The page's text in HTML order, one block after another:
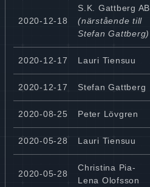
2020-12-18
S.K. Gattberg AB
(närstående till
Stefan Gattberg)
2020-12-17 Lauri Tiensuu
2020-12-17 Stefan Gattberg
2020-08-25 Peter Lövgren
2020-05-28 Lauri Tiensuu
2020-05-28
Christina Pia-
Lena Olofsson